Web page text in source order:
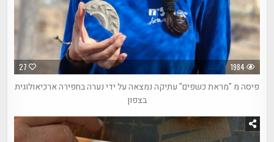
27 1984
פיסה מ "מראת כשפים" עתיקה נמצאה על ידי נערה בחפירה ארכיאולוגית
בצפון